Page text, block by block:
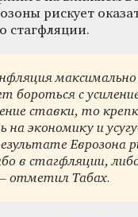
рискует
стагфляции.
бороться с
ставки, то
на экономику и
Еврозона
в стагфляции,
отметил Табах.